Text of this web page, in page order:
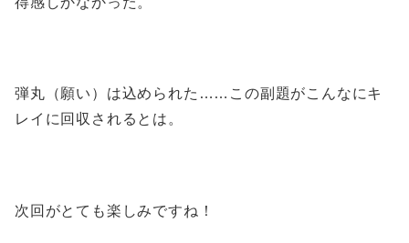
弾丸（願い）は込められた……この副題がこんなにキ
レイに回収されるとは。
次回がとても楽しみですね！